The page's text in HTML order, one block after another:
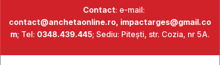
Contact: e-mail:
contact@anchetaonline.ro, impactarges@gmail.co
m; Tel: 0348.439.445; Sediu: Pitești, str. Cozia, nr 5A.